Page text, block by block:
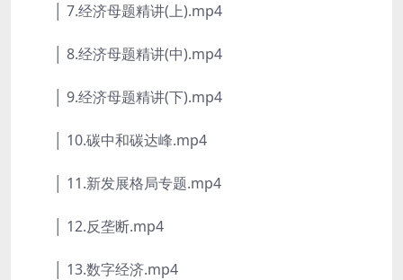
│ 7.经济母题精讲(上).mp4
│ 8.经济母题精讲(中).mp4
│ 9.经济母题精讲(下).mp4
│ 10.碳中和碳达峰.mp4
│ 11.新发展格局专题.mp4
│ 12.反垄断.mp4
│ 13.数字经济.mp4